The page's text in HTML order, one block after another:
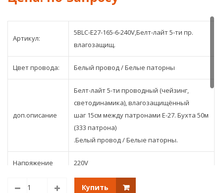
Артикул:
5BLС-E27-165-6-240V,Белт-лайт 5-ти пр.
влагозащищ.
Цвет провода: Белый провод / Белые паторны
доп.описание
Белт-лайт 5-ти проводный (чейзинг,
светодинамика), влагозащищённый
шаг 15см между патронами Е-27. Бухта 50м
(333 патрона)
.Белый провод / Белые паторны.
Напряжение 220V
Количество
Купить